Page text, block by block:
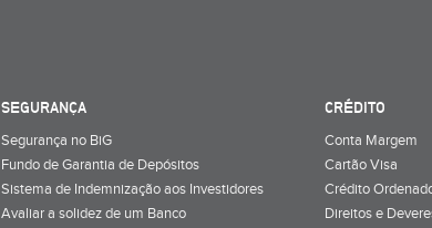
SEGURANÇA
Segurança no BiG
Fundo de Garantia de Depósitos
Sistema de Indemnização aos Investidores
Avaliar a solidez de um Banco
CRÉDITO
Conta Margem
Cartão Visa
Crédito
Direitos e